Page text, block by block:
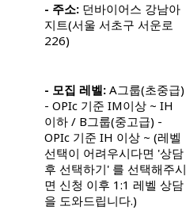
- 주소:던바이어스 강남아
지트(서울 서초구 서운로
226)
- 모집 레벨: A그룹(초중급)
- OPIc 기준 IM이상 ~ IH
이하 / B그룹(중고급) -
OPIc 기준 IH 이상 ~ (레벨
선택이 어려우시다면 '상담
후 선택하기' 를 선택해주시
면 신청 이후 1:1 레벨 상담
을 도와드립니다.)